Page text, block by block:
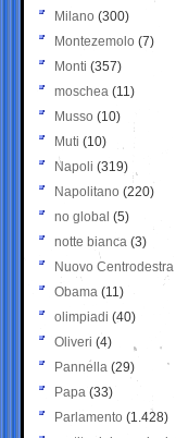
Milano (300)
Montezemolo (7)
Monti (357)
moschea (11)
Musso (10)
Muti (10)
Napoli (319)
Napolitano (220)
no global (5)
notte bianca (3)
Nuovo Centrodestra
Obama (11)
olimpiadi (40)
Oliveri (4)
Pannella (29)
Papa (33)
Parlamento (1.428)